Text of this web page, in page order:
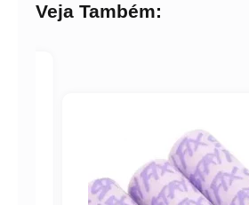
Veja Também: